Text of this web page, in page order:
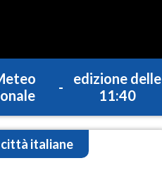
-
edizione delle
11:40
italiane